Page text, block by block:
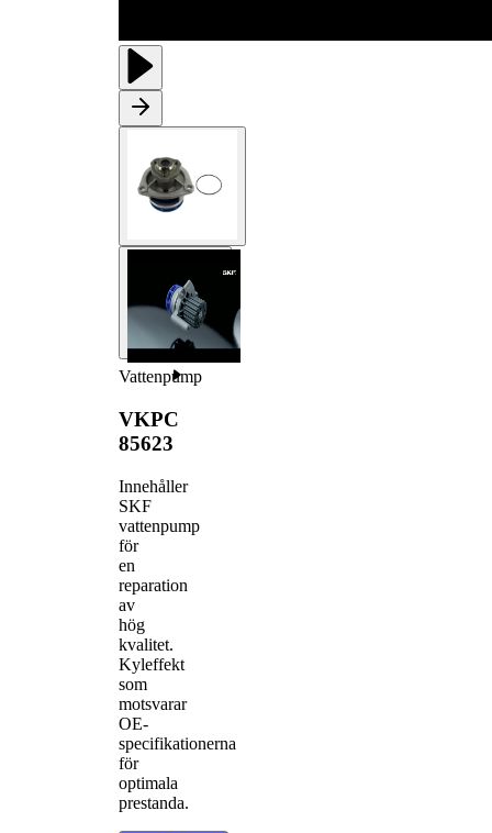
Vattenpump
VKPC
85623
Innehåller
SKF
vattenpump
för
en
reparation
av
hög
kvalitet.
Kyleffekt
som
motsvarar
OE-
specifikationerna
för
optimala
prestanda.